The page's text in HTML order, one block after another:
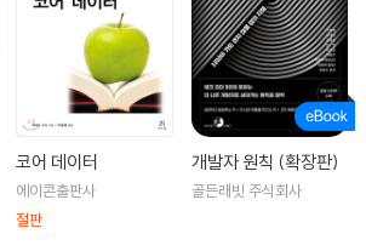
코어 데이터
에이콘출판사
절판
개발자 원칙 (확장판)
골든래빗 주식회사